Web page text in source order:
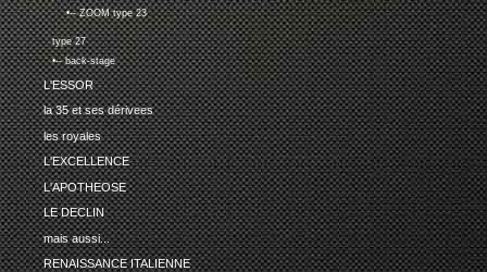
•-- ZOOM type 23
type 27
•-- back-stage
L'ESSOR
la 35 et ses dérivees
les royales
L'EXCELLENCE
L'APOTHEOSE
LE DECLIN
mais aussi...
RENAISSANCE ITALIENNE